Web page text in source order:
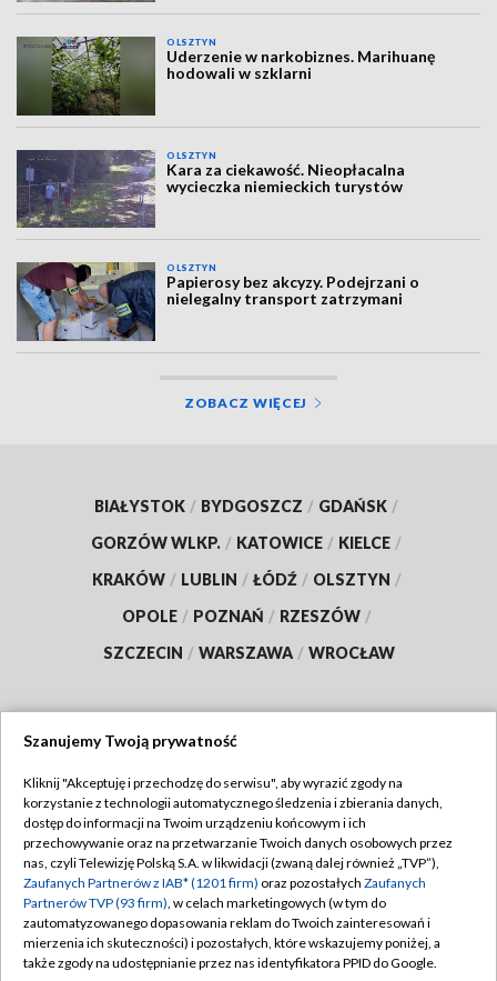
OLSZTYN
Uderzenie w narkobiznes. Marihuanę
hodowali w szklarni
OLSZTYN
Kara za ciekawość. Nieopłacalna
wycieczka niemieckich turystów
OLSZTYN
Papierosy bez akcyzy. Podejrzani o
nielegalny transport zatrzymani
ZOBACZ WIĘCEJ
BIAŁYSTOK / BYDGOSZCZ / GDAŃSK /
GORZÓW WLKP. / KATOWICE / KIELCE /
KRAKÓW / LUBLIN / ŁÓDŹ / OLSZTYN /
OPOLE / POZNAŃ / RZESZÓW /
SZCZECIN / WARSZAWA / WROCŁAW
TVP
Abonament TVP
Emisja w TVP
Centrum informacji TVP
Naziemna Telewizja Cyfrowa
Regulamin TVP
Polityka prywatności
Moje zgody
Pomoc
Szanujemy Twoją prywatność
Kliknij "Akceptuję i przechodzę do serwisu", aby wyrazić zgody na
korzystanie z technologii automatycznego śledzenia i zbierania danych,
dostęp do informacji na Twoim urządzeniu końcowym i ich
przechowywanie oraz na przetwarzanie Twoich danych osobowych przez
nas, czyli Telewizję Polską S.A. w likwidacji (zwaną dalej również „TVP”),
Zaufanych Partnerów z IAB* (1201 firm) oraz pozostałych Zaufanych
Partnerów TVP (93 firm), w celach marketingowych (w tym do
zautomatyzowanego dopasowania reklam do Twoich zainteresowań i
mierzenia ich skuteczności) i pozostałych, które wskazujemy poniżej, a
także zgody na udostępnianie przez nas identyfikatora PPID do Google.